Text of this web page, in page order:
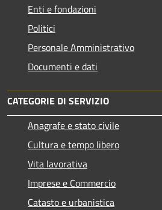
Enti e fondazioni
Politici
Personale Amministrativo
Documenti e dati
CATEGORIE DI SERVIZIO
Anagrafe e stato civile
Cultura e tempo libero
Vita lavorativa
Imprese e Commercio
Catasto e urbanistica